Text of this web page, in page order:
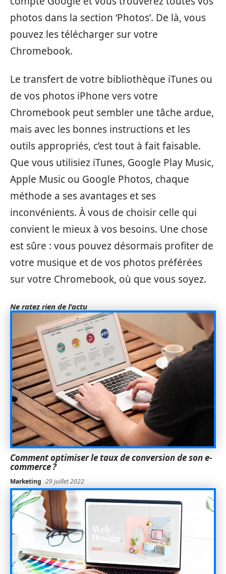
photos dans la section ‘Photos’. De là, vous
pouvez les télécharger sur votre
Chromebook.
Le transfert de votre bibliothèque iTunes ou
de vos photos iPhone vers votre
Chromebook peut sembler une tâche ardue,
mais avec les bonnes instructions et les
outils appropriés, c’est tout à fait faisable.
Que vous utilisiez iTunes, Google Play Music,
Apple Music ou Google Photos, chaque
méthode a ses avantages et ses
inconvénients. À vous de choisir celle qui
convient le mieux à vos besoins. Une chose
est sûre : vous pouvez désormais profiter de
votre musique et de vos photos préférées
sur votre Chromebook, où que vous soyez.
Ne ratez rien de l'actu
Comment optimiser le taux de conversion de son e-
commerce ?
Marketing 29 juillet 2022